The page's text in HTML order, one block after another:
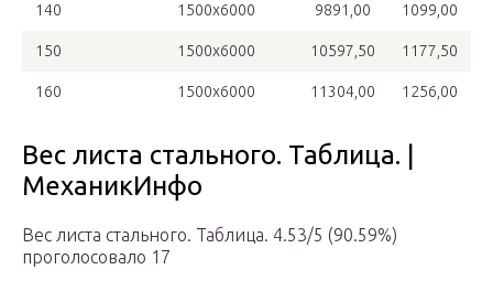
140 1500х6000 9891,00 1099,00
150 1500х6000 10597,50 1177,50
160 1500х6000 11304,00 1256,00
Вес листа стального. Таблица. |
МеханикИнфо
Вес листа стального. Таблица. 4.53/5 (90.59%)
проголосовало 17